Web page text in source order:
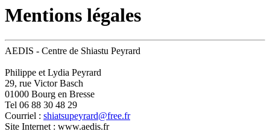
Mentions légales
AEDIS - Centre de Shiastu Peyrard
Philippe et Lydia Peyrard
29, rue Victor Basch
01000 Bourg en Bresse
Tel 06 88 30 48 29
Courriel : shiatsupeyrard@free.fr
Site Internet : www.aedis.fr